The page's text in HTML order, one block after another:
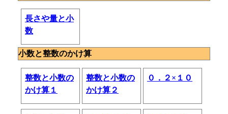
長さや量と小
数
小数と整数のかけ算
整数と小数の
かけ算１
整数と小数の
かけ算２
０．２×１０